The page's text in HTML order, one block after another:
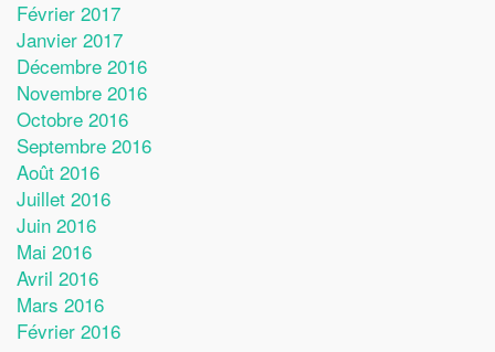
Février 2017
Janvier 2017
Décembre 2016
Novembre 2016
Octobre 2016
Septembre 2016
Août 2016
Juillet 2016
Juin 2016
Mai 2016
Avril 2016
Mars 2016
Février 2016